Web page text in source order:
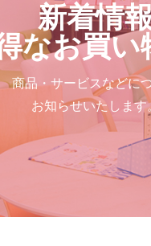
新着情
なお買い
商品・サービスなどに
お知らせいたします